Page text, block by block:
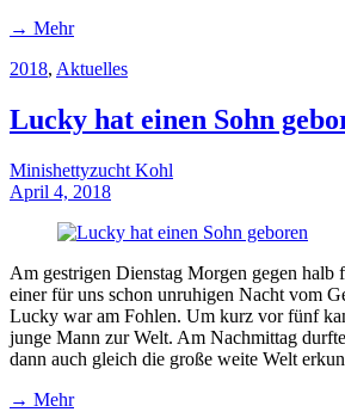
→ Mehr
2018, Aktuelles
Lucky hat einen Sohn
Minishettyzucht Kohl
April 4, 2018
Am gestrigen Dienstag Morgen gegen halb
einer für uns schon unruhigen Nacht vom
Lucky war am Fohlen. Um kurz vor fünf
junge Mann zur Welt. Am Nachmittag
dann auch gleich die große weite Welt
→ Mehr